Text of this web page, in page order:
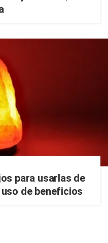
para usarlas de
de beneficios